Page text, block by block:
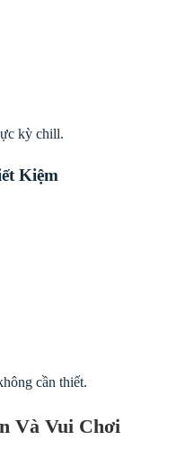
kỳ chill.
Kiệm
cần thiết.
Và Vui Chơi